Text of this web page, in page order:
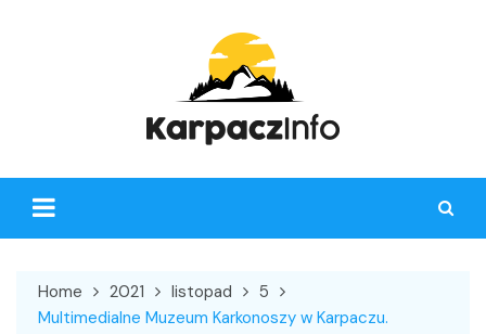
Home 2021 listopad
5
Multimedialne Muzeum Karkonoszy w Karpaczu.